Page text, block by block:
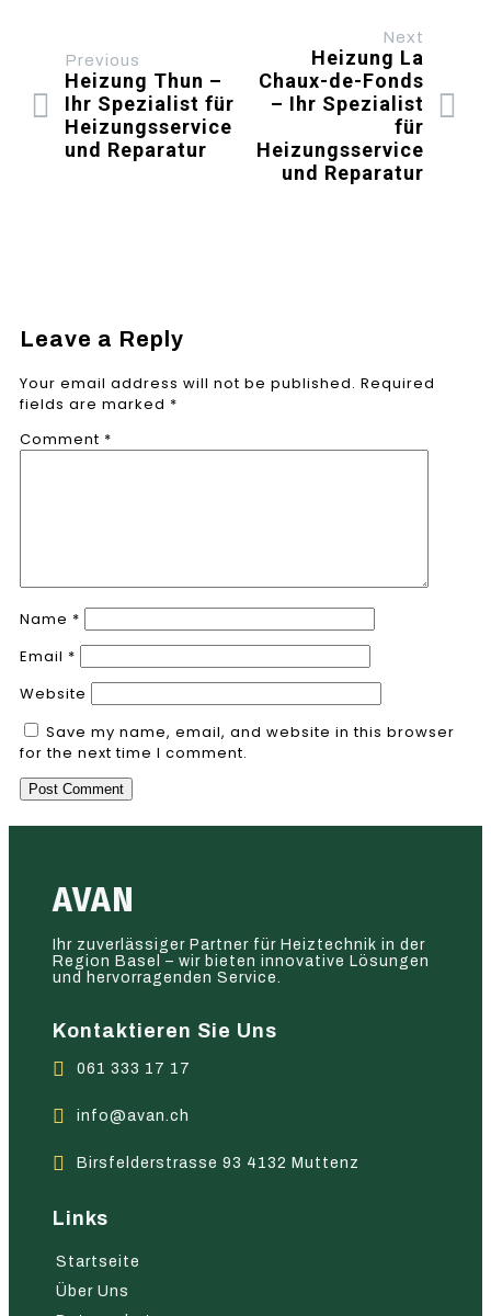
Previous
Heizung Thun –
Ihr Spezialist für
Heizungsservice
und Reparatur
Next
Heizung La
Chaux-de-Fonds
– Ihr Spezialist
für
Heizungsservice
und Reparatur
Leave a Reply
Your email address will not be published. Required
fields are marked *
Comment *
Name *
Email *
Website
Save my name, email, and website in this browser
for the next time I comment.
AVAN
Ihr zuverlässiger Partner für Heiztechnik in der
Region Basel – wir bieten innovative Lösungen
und hervorragenden Service.
Kontaktieren Sie Uns
061 333 17 17
info@avan.ch
Birsfelderstrasse 93 4132 Muttenz
Links
Startseite
Über Uns